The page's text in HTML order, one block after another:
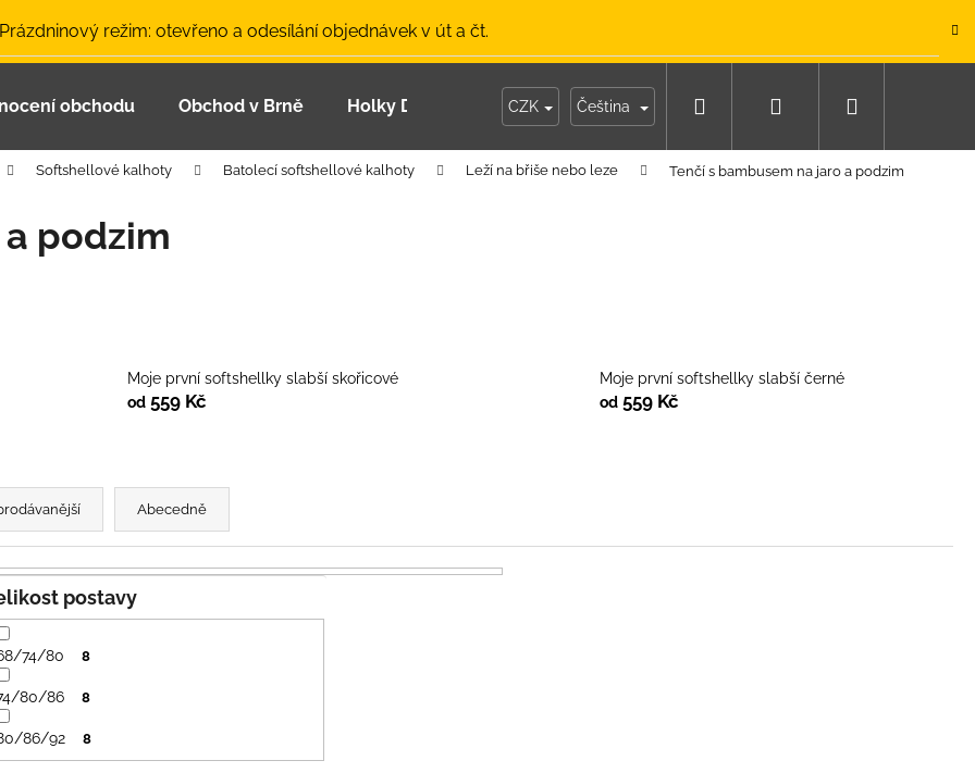
režim: otevřeno a odesílání objednávek v út a čt.
obchodu Obchod v Brně Holky Dupeťačky Moje objednávka
CZK Čeština Hledat Přihlášení
Softshellové kalhoty Batolecí softshellové kalhoty Leží na břiše nebo leze Tenčí s bambusem na jaro a podzim
podzim
Moje první softshellky slabší skořicové
od559 Kč
Moje první softshellky slabší černé
od 559 Kč
Abecedně
postavy
74/80 8
80/86 8
86/92 8
Co potřebujete najít?
Kč